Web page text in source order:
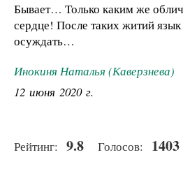
Бывает… Только каким же
сердце! После таких житий язык
осуждать…
Инокиня Наталья (Каверзнева)
12 июня 2020 г.
Рейтинг: 9.8 Голосов: 1403